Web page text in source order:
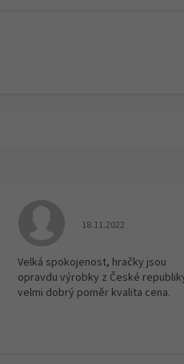
Hodnocení obchodu
18.11.2022
Velká spokojenost, hračky jsou
opravdu výrobky z České
velmi dobrý poměr kvalita cena.